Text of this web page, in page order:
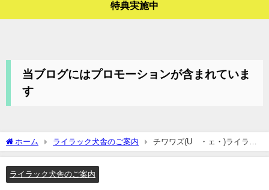
特典実施中
当ブログにはプロモーションが含まれていま
す
ホーム ライラック犬舎のご案内
チワワズ(U´・ェ・)ライラッ
クファミリー激かわ&ぶさかわチワワガールズ💗最高(*^-^)／＼(*^-^*)／＼
(^-^*)
ライラック犬舎のご案内